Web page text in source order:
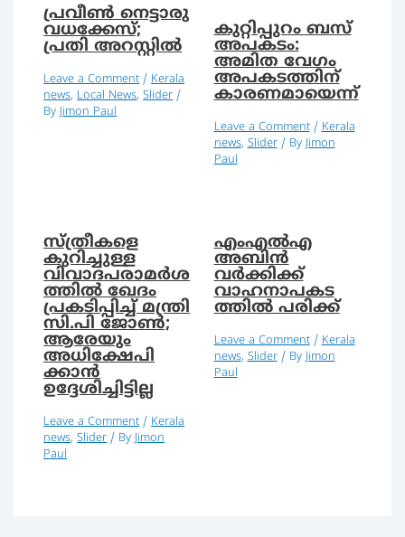
പ്രവീണ്‍ നെട്ടാരു
വധക്കേസ്;
പ്രതി അറസ്റ്റില്‍
Leave a Comment / Kerala
news, Local News,Slider /
By Jimon Paul
കുറ്റിപ്പുറം ബസ്
അപകടം:
അമിത വേഗം
അപകടത്തിന്
കാരണമായെന്ന്
Leave a Comment / Kerala
news, Slider/ By Jimon
Paul
സ്ത്രീകളെ
കുറിച്ചുള്ള
വിവാദപരാമര്‍ശ
ത്തില്‍ ഖേദം
പ്രകടിപ്പിച്ച് മന്ത്രി
സി.പി ജോണ്‍;
ആരേയും
അധിക്ഷേപി
ക്കാന്‍
ഉദ്ദേശിച്ചിട്ടില്ല
Leave a Comment / Kerala
news,Slider / By Jimon
Paul
എംഎല്‍എ
അബിന്‍
വര്‍ക്കിക്ക്
വാഹനാപകട
ത്തില്‍ പരിക്ക്
Leave a Comment / Kerala
news, Slider/ By Jimon
Paul